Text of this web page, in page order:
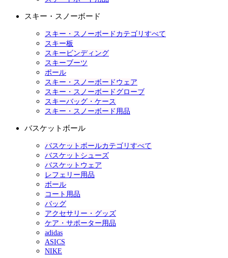
スキー・スノーボード
スキー・スノーボードカテゴリすべて
スキー板
スキービンディング
スキーブーツ
ポール
スキー・スノーボードウェア
スキー・スノーボードグローブ
スキーバッグ・ケース
スキー・スノーボード用品
バスケットボール
バスケットボールカテゴリすべて
バスケットシューズ
バスケットウェア
レフェリー用品
ボール
コート用品
バッグ
アクセサリー・グッズ
ケア・サポーター用品
adidas
ASICS
NIKE